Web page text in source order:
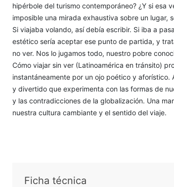
hipérbole del turismo contemporáneo? ¿Y si esa
imposible una mirada exhaustiva sobre un lugar,
Si viajaba volando, así debía escribir. Si iba a
estético sería aceptar ese punto de partida, y
no ver. Nos lo jugamos todo, nuestro pobre
Cómo viajar sin ver (Latinoamérica en tránsito)
instantáneamente por un ojo poético y
y divertido que experimenta con las formas de
y las contradicciones de la globalización. Una
nuestra cultura cambiante y el sentido del viaje.
Ficha técnica